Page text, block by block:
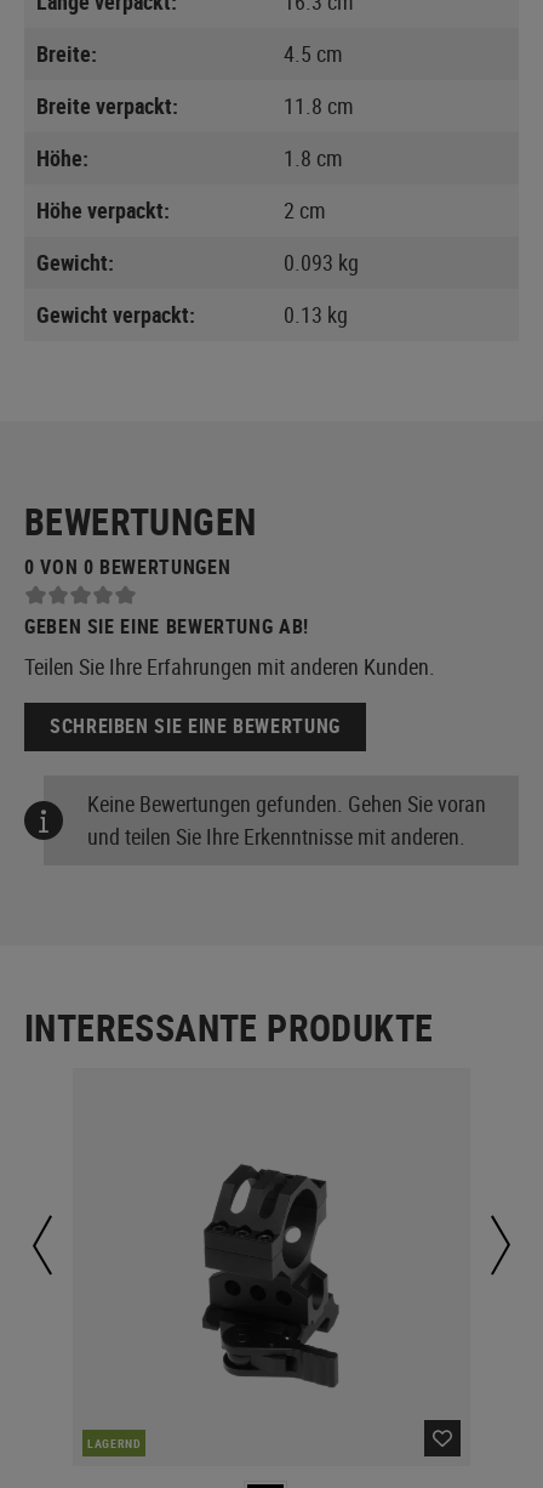
Breite:
4.5 cm
Breite verpackt:
11.8 cm
Höhe:
1.8 cm
Höhe verpackt:
2 cm
Gewicht:
0.093 kg
Gewicht verpackt:
0.13 kg
BEWERTUNGEN
0 VON 0 BEWERTUNGEN
GEBEN SIE EINE BEWERTUNG AB!
Teilen Sie Ihre Erfahrungen mit anderen Kunden.
SCHREIBEN SIE EINE BEWERTUNG
Keine Bewertungen gefunden. Gehen Sie voran
und teilen Sie Ihre Erkenntnisse mit anderen.
INTERESSANTE PRODUKTE
LAGERND